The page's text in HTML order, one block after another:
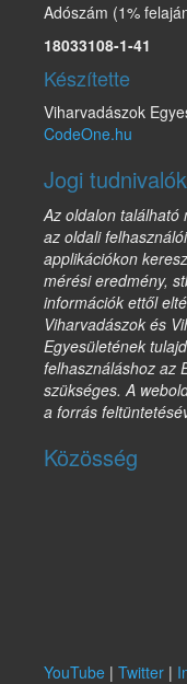
Adószám (1%
18033108-1-41
Készítette
Viharvadászok
CodeOne.hu
Jogi tudnivalók
Az oldalon található
az oldali
applikációkon
mérési eredmény,
információk ettől
Viharvadászok és
Egyesületének
felhasználáshoz az
szükséges. A
a forrás
Közösség
YouTube | Twitter |